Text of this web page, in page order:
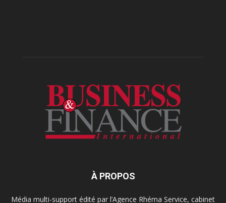
À PROPOS
Média multi-support édité par l’Agence Rhéma Service, cabinet